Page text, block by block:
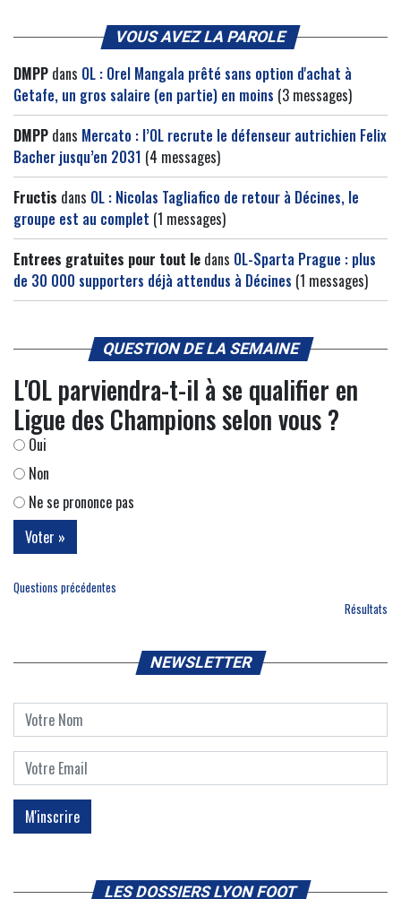
VOUS AVEZ LA PAROLE
DMPP dans OL : Orel Mangala prêté sans option d'achat à
Getafe, un gros salaire (en partie) en moins (3 messages)
DMPP dans Mercato : l’OL recrute le défenseur autrichien Felix
Bacher jusqu’en 2031 (4 messages)
Fructis dans OL : Nicolas Tagliafico de retour à Décines, le
groupe est au complet (1 messages)
Entrees gratuites pour tout le dans OL-Sparta Prague : plus
de 30 000 supporters déjà attendus à Décines (1 messages)
QUESTION DE LA SEMAINE
L'OL parviendra-t-il à se qualifier en
Ligue des Champions selon vous ?
Oui
Non
Ne se prononce pas
Questions précédentes
Résultats
NEWSLETTER
LES DOSSIERS LYON FOOT